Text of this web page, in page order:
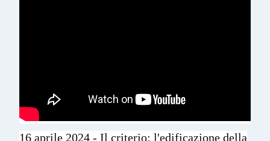
16 aprile 2024 - Il criterio: l'edificazione della